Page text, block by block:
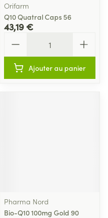
Orifarm
Q10 Quatral Caps 56
43,19 €
Ajouter au panier
Pharma Nord
Bio-Q10 100mg Gold 90